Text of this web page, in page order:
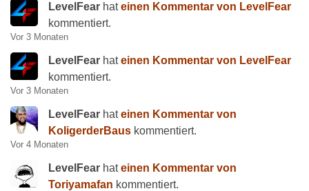
LevelFear hateinen Kommentar von LevelFear
kommentiert.
Vor 3 Monaten
LevelFear hateinen Kommentar von LevelFear
kommentiert.
Vor 3 Monaten
LevelFear hateinen Kommentar von
KoligerderBaus kommentiert.
Vor 4 Monaten
LevelFear hateinen Kommentar von
Toriyamafan kommentiert.